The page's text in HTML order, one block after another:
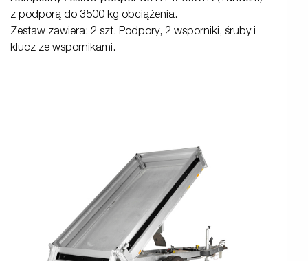
z podporą do 3500 kg obciążenia.
Zestaw zawiera: 2 szt. Podpory, 2 wsporniki, śruby i
klucz ze wspornikami.